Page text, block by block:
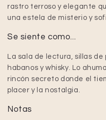
rastro terroso y elegante
una estela de misterio y
Se siente como...
La sala de lectura, sillas de
habanos y whisky. Lo
rincón secreto donde el
placer y la nostalgia.
Notas